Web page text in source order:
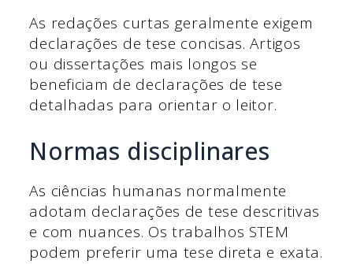
As redações curtas geralmente exigem
declarações de tese concisas. Artigos
ou dissertações mais longos se
beneficiam de declarações de tese
detalhadas para orientar o leitor.
Normas disciplinares
As ciências humanas normalmente
adotam declarações de tese descritivas
e com nuances. Os trabalhos STEM
podem preferir uma tese direta e exata.